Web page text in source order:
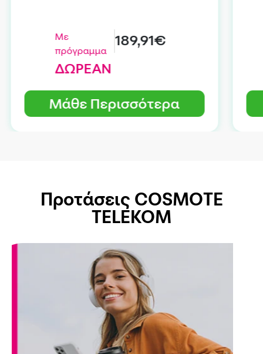
Με
πρόγραμμα
ΔΩΡΕΑΝ
189,91€
Μάθε Περισσότερα
Προτάσεις COSMOTE
TELEKOM